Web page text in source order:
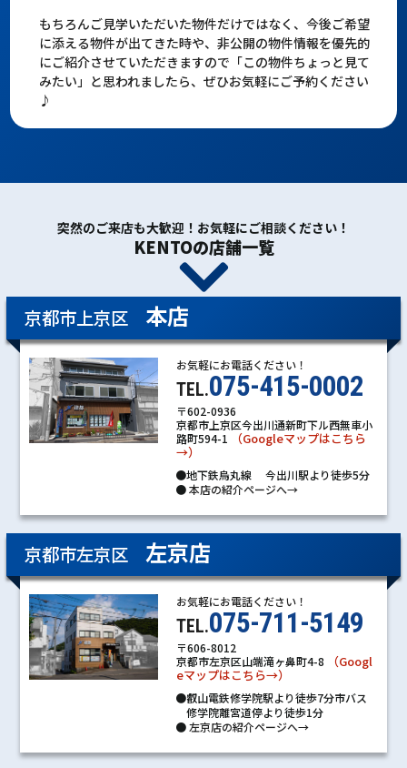
もちろんご見学いただいた物件だけではなく、今後ご希望
に添える物件が出てきた時や、非公開の物件情報を優先的
にご紹介させていただきますので「この物件ちょっと見て
みたい」と思われましたら、ぜひお気軽にご予約ください
♪
突然のご来店も大歓迎！お気軽にご相談ください！
KENTOの店舗一覧
京都市上京区 本店
お気軽にお電話ください！
TEL.075-415-0002
〒602-0936
京都市上京区今出川通新町下ル西無車小
路町594-1
（Googleマップはこちら
→）
●地下鉄烏丸線 今出川駅より徒歩5分
●本店の紹介ページへ→
京都市左京区 左京店
お気軽にお電話ください！
TEL.075-711-5149
〒606-8012
京都市左京区山端滝ヶ鼻町4-8
（Googl
eマップはこちら→）
●叡山電鉄修学院駅より徒歩7分市バス
修学院離宮道停より徒歩1分
●左京店の紹介ページへ→